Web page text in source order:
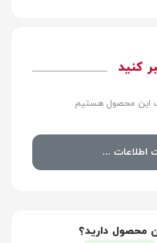
کنید
این محصول هستیم
اطلاعات ...
محصول دارید؟